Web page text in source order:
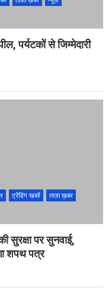
पर्यटकों से जिम्मेदारी
ट्रेंडिंग खबरें
ताज़ा ख़बर
सुरक्षा पर सुनवाई,
शपथ पत्र